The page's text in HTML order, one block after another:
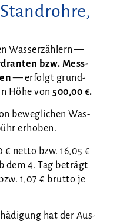
Was­ser­zäh­lern —
bzw. Mess­
— erfolgt grund­
Höhe von 500,00 €.
beweg­li­chen Was­
erhoben.
€ net­to bzw. 16,05 €
dem 4. Tag beträgt
1,07 € brut­to je
hat der Aus­